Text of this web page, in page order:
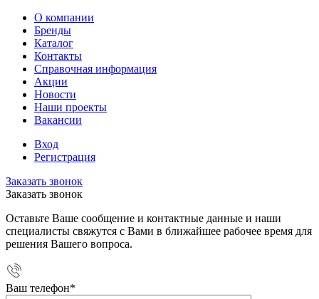
О компании
Бренды
Каталог
Контакты
Справочная информация
Акции
Новости
Наши проекты
Вакансии
Вход
Регистрация
Заказать звонок
Заказать звонок
Оставьте Ваше сообщение и контактные данные и наши
специалисты свяжутся с Вами в ближайшее рабочее время для
решения Вашего вопроса.
Ваш телефон*